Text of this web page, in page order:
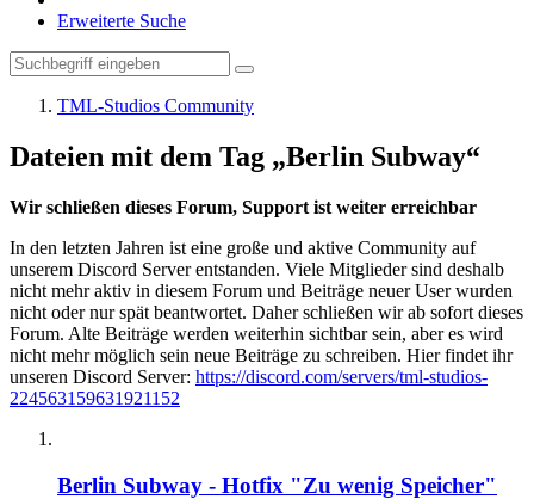
Erweiterte Suche
TML-Studios Community
Dateien mit dem Tag „Berlin Subway“
Wir schließen dieses Forum, Support ist weiter erreichbar
In den letzten Jahren ist eine große und aktive Community auf
unserem Discord Server entstanden. Viele Mitglieder sind deshalb
nicht mehr aktiv in diesem Forum und Beiträge neuer User wurden
nicht oder nur spät beantwortet. Daher schließen wir ab sofort dieses
Forum. Alte Beiträge werden weiterhin sichtbar sein, aber es wird
nicht mehr möglich sein neue Beiträge zu schreiben. Hier findet ihr
unseren Discord Server: https://discord.com/servers/tml-studios-
224563159631921152
Berlin Subway - Hotfix "Zu wenig Speicher"